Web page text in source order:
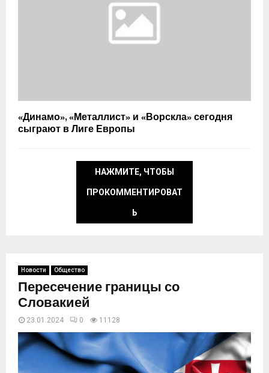
«Динамо», «Металлист» и «Ворскла» сегодня
сыграют в Лиге Европы
НАЖМИТЕ, ЧТОБЫ
ПРОКОММЕНТИРОВАТ
Ь
Новости Общество
Пересечение границы со
Словакией
23.01.2024 0 11129